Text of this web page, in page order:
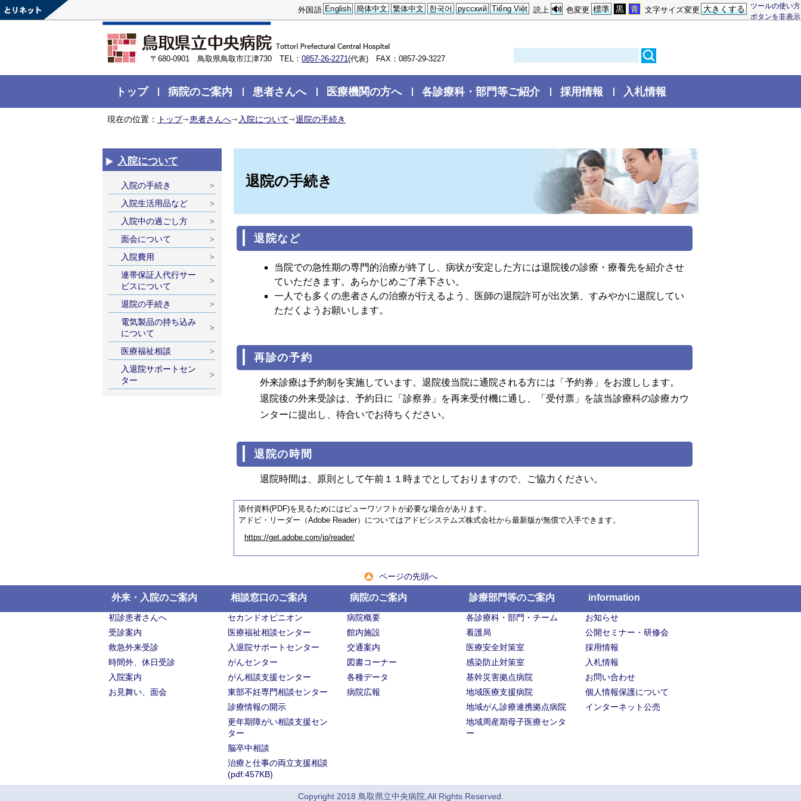
ツールの使い方
ボタンを非表示
文字サイズ変更 大きくする
色変更 標準 黒 青
読上
外国語 English 簡体中文 繁体中文 한국어 русский Tiếng Việt
〒680-0901 鳥取県鳥取市江津730 TEL： 0857-26-2271 (代表) FAX：0857-29-3227
トップ 病院のご案内 患者さんへ 医療機関の方へ 各診療科・部門等ご紹介 採用情報 入札情報
現在の位置： トップ 患者さんへ 入院について 退院の手続き
入院について
入院の手続き
入院生活用品など
入院中の過ごし方
面会について
入院費用
連帯保証人代行サー
ビスについて
退院の手続き
電気製品の持ち込み
について
医療福祉相談
入退院サポートセン
ター
退院の手続き
退院など
当院での急性期の専門的治療が終了し、病状が安定した方には退院後の診療・療養先を紹介させ
ていただきます。あらかじめご了承下さい。
一人でも多くの患者さんの治療が行えるよう、医師の退院許可が出次第、すみやかに退院してい
ただくようお願いします。
再診の予約
外来診療は予約制を実施しています。退院後当院に通院される方には「予約券」をお渡しします。
退院後の外来受診は、予約日に「診察券」を再来受付機に通し、「受付票」を該当診療科の診療カウ
ンターに提出し、待合いでお待ちください。
退院の時間
退院時間は、原則として午前１１時までとしておりますので、ご協力ください。
添付資料(PDF)を見るためにはビューワソフトが必要な場合があります。
アドビ・リーダー（Adobe Reader）についてはアドビシステムズ株式会社から最新版が無償で入手できます。
https://get.adobe.com/jp/reader/
ページの先頭へ
外来・入院のご案内
初診患者さんへ
受診案内
救急外来受診
時間外、休日受診
入院案内
お見舞い、面会
相談窓口のご案内
セカンドオピニオン
医療福祉相談センター
入退院サポートセンター
がんセンター
がん相談支援センター
東部不妊専門相談センター
診療情報の開示
更年期障がい相談支援セン
ター
脳卒中相談
治療と仕事の両立支援相談
(pdf:457KB)
病院のご案内
病院概要
館内施設
交通案内
図書コーナー
各種データ
病院広報
診療部門等のご案内
各診療科・部門・チーム
看護局
医療安全対策室
感染防止対策室
基幹災害拠点病院
地域医療支援病院
地域がん診療連携拠点病院
地域周産期母子医療センタ
ー
information
お知らせ
公開セミナー・研修会
採用情報
入札情報
お問い合わせ
個人情報保護について
インターネット公売
Copyright 2018 鳥取県立中央病院,All Rights Reserved.